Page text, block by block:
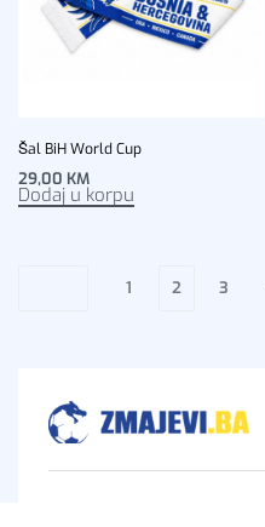
Šal BiH World Cup
29,00 KM
Dodaj u korpu
1 2 3